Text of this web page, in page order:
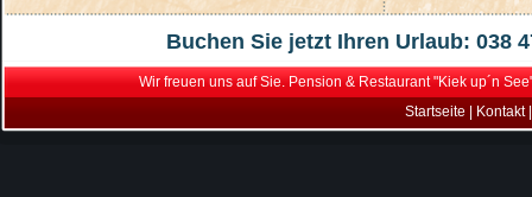
Buchen Sie jetzt Ihren Urlaub: 038
Wir freuen uns auf Sie. Pension & Restaurant "Kiek up´n
Startseite
Kontakt